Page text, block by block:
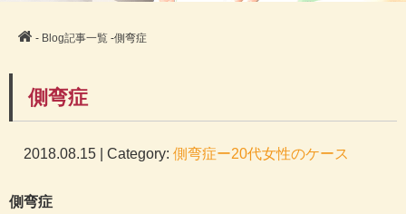
- Blog記事一覧 -側弯症
側弯症
2018.08.15 | Category: 側弯症ー20代女性のケース
側弯症